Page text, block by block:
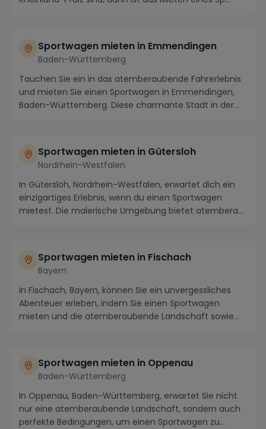
Sportwagen mieten in Emmendingen
Baden-Württemberg
Tauchen Sie ein in das atemberaubende Fahrerlebnis
und mieten Sie einen Sportwagen in Emmendingen,
Baden-Württemberg. Diese charmante Stadt in der
Sportwagen mieten in Gütersloh
Nordrhein-Westfalen
In Gütersloh, Nordrhein-Westfalen, erwartet dich ein
einzigartiges Erlebnis, wenn du einen Sportwagen
mietest. Die malerische Umgebung bietet atembera...
Sportwagen mieten in Fischach
Bayern
In Fischach, Bayern, können Sie ein unvergessliches
Abenteuer erleben, indem Sie einen Sportwagen
mieten und die atemberaubende Landschaft sowie
Sportwagen mieten in Oppenau
Baden-Württemberg
In Oppenau, Baden-Württemberg, erwartet Sie nicht
nur eine atemberaubende Landschaft, sondern auch
perfekte Bedingungen, um einen Sportwagen zu